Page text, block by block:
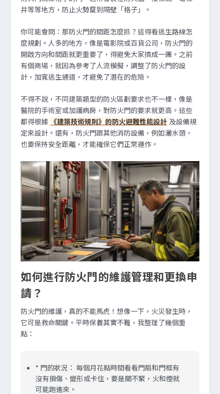
井等等地方，防止火勢竄到隔壁「格子」。
你可能會問：那防火門的間距怎麼抓？這得看逃生路線怎
麼規劃。人多的地方，像是電影院或百貨公司，防火門的
開啟方向和間距就更重要了，得避免大家擠成一團。之前
有個商場，就因為參考了人流模擬，調整了防火門的設
計，加寬逃生通道，才避免了潛在的危險。
不得不說，不同建築類型的防火區劃要求也不一樣，像是
醫院的手術室或加護病房，對防火門的要求就更高。這些
都得根據 《建築技術規則》的防火避難性能設計 及設備規
定來設計。還有，防火門跟其他消防設備，例如灑水頭，
也要保持安全距離，才能確保它們正常運作。
如何進行防火門的維護管理和更換申
請？
防火門的維護，真的不能馬虎！想像一下，火災發生時，
它可是救命關鍵。平時保養其實不難，我整理了幾個重
點：
* 門的狀況： 每個月花點時間看看門扇和門框有
沒有損傷、變形或卡住，要是關不緊，火和煙就
可能跑進來。